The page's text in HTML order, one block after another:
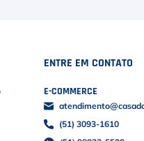
ENTRE EM CONTATO
E-COMMERCE
(51) 3093-1610